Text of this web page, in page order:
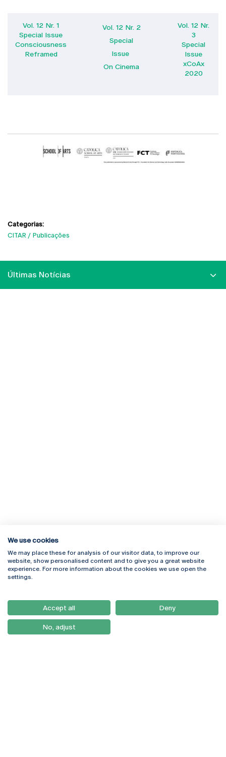
Vol. 12 Nr. 1
Special Issue
Consciousness
Reframed
Vol. 12 Nr. 2
Special
Issue
On Cinema
Vol. 12 Nr.
3
Special
Issue
xCoAx
2020
Categorias:
CITAR
Publicações
Últimas Notícias
Rua Diogo Botelho 1327
4169-005 Porto
+351 226 196 240
Campus Online
Webmail
Como Chegar
Newsletter
We use cookies
We may place these for analysis of our visitor data, to improve our
website, show personalised content and to give you a great website
experience. For more information about the cookies we use open the
settings.
Accept all Deny
No, adjust